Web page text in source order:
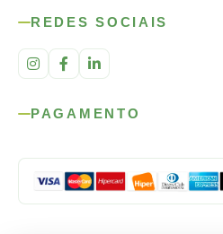
REDES SOCIAIS
PAGAMENTO